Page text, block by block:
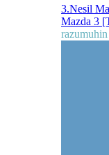
3.Nesil
Mazda 3
razumuhin